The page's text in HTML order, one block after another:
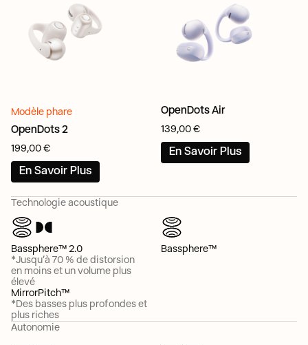
Modèle phare
OpenDots 2
199,00 €
En Savoir Plus
Technologie acoustique
Bassphere™ 2.0
*Jusqu’à 70 % de distorsion
en moins et un volume plus
élevé
MirrorPitch™
*Des basses plus profondes et
plus riches
Autonomie
OpenDots Air
139,00 €
En Savoir Plus
Bassphere™